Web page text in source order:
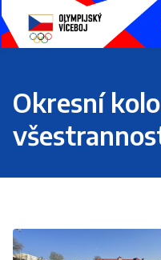
na
hlavní
obsah
Okresní